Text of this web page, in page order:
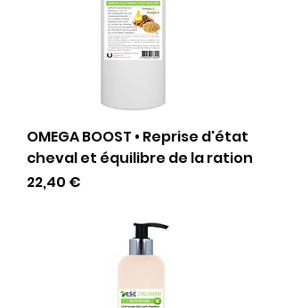
OMEGA BOOST • Reprise d'état
cheval et équilibre de la ration
Preis
22,40 €